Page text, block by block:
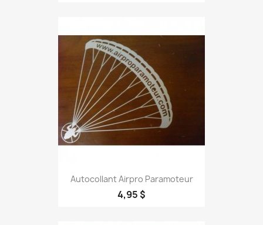
Autocollant Airpro Paramoteur
4,95 $